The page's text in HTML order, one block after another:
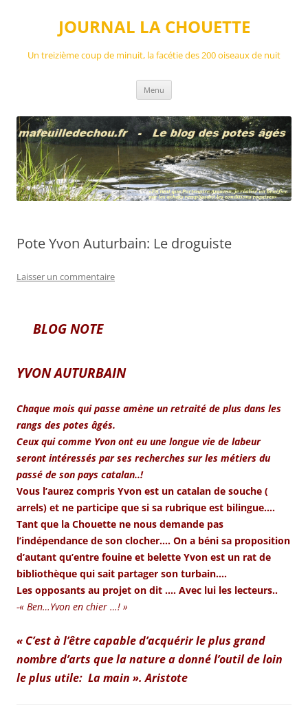
JOURNAL LA CHOUETTE
Un treizième coup de minuit, la facétie des 200 oiseaux de nuit
Menu
Pote Yvon Auturbain: Le droguiste
Laisser un commentaire
BLOG NOTE
YVON AUTURBAIN
Chaque mois qui passe amène un retraité de plus dans les
rangs des potes âgés.
Ceux qui comme Yvon ont eu une longue vie de labeur
seront intéressés par ses recherches sur les métiers du
passé de son pays catalan..!
Vous l’aurez compris Yvon est un catalan de souche (
arrels) et ne participe que si sa rubrique est bilingue….
Tant que la Chouette ne nous demande pas
l’indépendance de son clocher…. On a béni sa proposition
d’autant qu’entre fouine et belette Yvon est un rat de
bibliothèque qui sait partager son turbain….
Les opposants au projet on dit …. Avec lui les lecteurs..
-« Ben…Yvon en chier …! »
« C’est à l’être capable d’acquérir le plus grand
nombre d’arts que la nature a donné l’outil de loin
le plus utile: La main ». Aristote